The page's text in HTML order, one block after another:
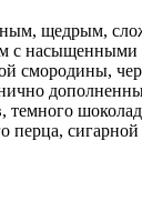
щедрым,
с насыщенными
смородины,
темного
перца,